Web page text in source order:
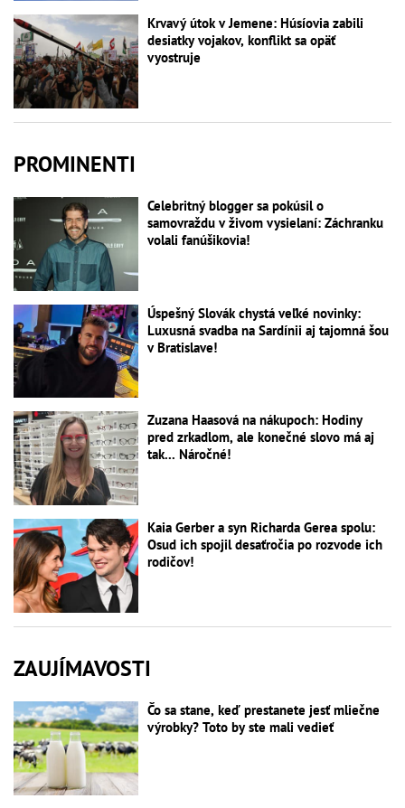
Krvavý útok v Jemene: Húsíovia zabili
desiatky vojakov, konflikt sa opäť
vyostruje
PROMINENTI
Celebritný blogger sa pokúsil o
samovraždu v živom vysielaní: Záchranku
volali fanúšikovia!
Úspešný Slovák chystá veľké novinky:
Luxusná svadba na Sardínii aj tajomná šou
v Bratislave!
Zuzana Haasová na nákupoch: Hodiny
pred zrkadlom, ale konečné slovo má aj
tak... Náročné!
Kaia Gerber a syn Richarda Gerea spolu:
Osud ich spojil desaťročia po rozvode ich
rodičov!
ZAUJÍMAVOSTI
Čo sa stane, keď prestanete jesť mliečne
výrobky? Toto by ste mali vedieť